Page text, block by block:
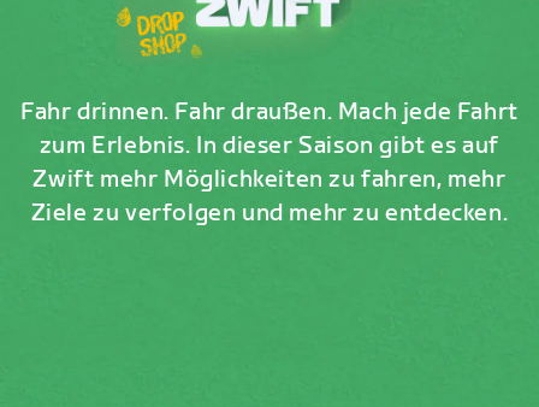
Fahr drinnen. Fahr draußen. Mach jede Fahrt
zum Erlebnis. In dieser Saison gibt es auf
Zwift mehr Möglichkeiten zu fahren, mehr
Ziele zu verfolgen und mehr zu entdecken.